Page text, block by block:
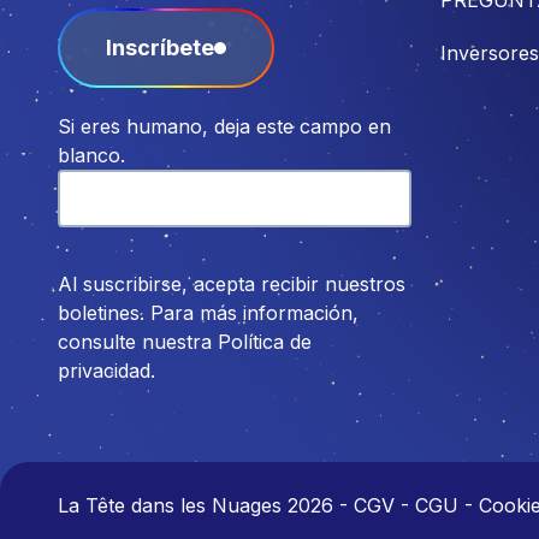
Inscríbete
Si eres humano, deja este campo en
blanco.
Al suscribirse, acepta recibir nuestros
boletines. Para más información,
consulte nuestra Política de
privacidad.
Inversores
La Tête dans les Nuages 2026 - CGV - CGU -